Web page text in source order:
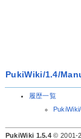
PukiWiki/1.4/
履歴一覧
PukiWiki 1.5.4 © 2001-